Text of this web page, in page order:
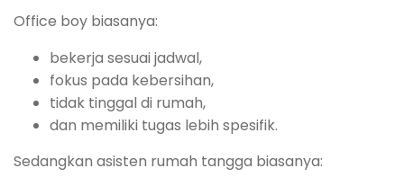
Office boy biasanya:
bekerja sesuai jadwal,
fokus pada kebersihan,
tidak tinggal di rumah,
dan memiliki tugas lebih spesifik.
Sedangkan asisten rumah tangga biasanya: